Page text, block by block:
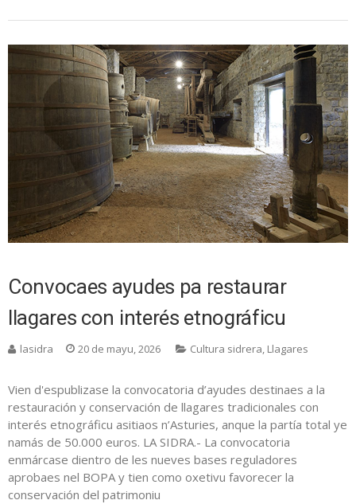
Convocaes ayudes pa restaurar
llagares con interés etnográficu
lasidra 20 de mayu, 2026 Cultura sidrera, Llagares
Vien d'espublizase la convocatoria d’ayudes destinaes a la
restauración y conservación de llagares tradicionales con
interés etnográficu asitiaos n’Asturies, anque la partía total ye
namás de 50.000 euros. LA SIDRA.- La convocatoria
enmárcase dientro de les nueves bases reguladores
aprobaes nel BOPA y tien como oxetivu favorecer la
conservación del patrimoniu